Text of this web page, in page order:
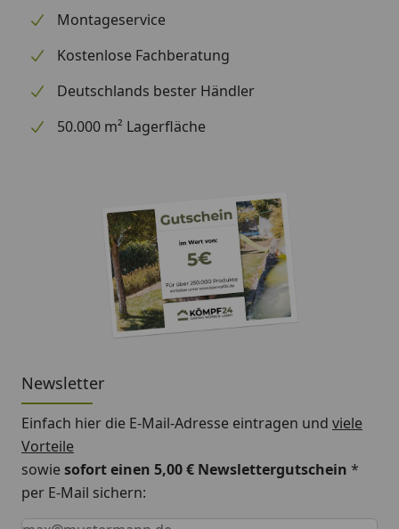
Montageservice
Kostenlose Fachberatung
Deutschlands bester Händler
50.000 m² Lagerfläche
Newsletter
Einfach hier die E-Mail-Adresse eintragen und viele
Vorteile
sowiesofort einen 5,00 € Newslettergutschein *
per E-Mail sichern:
Keine Eingabe erforderlich
Eingabe erforderlich
E-Mail *